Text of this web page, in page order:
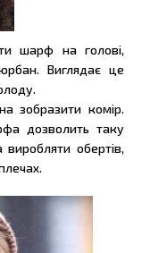
шарф на голові,
Виглядає це
зобразити комір.
дозволить таку
обертів,